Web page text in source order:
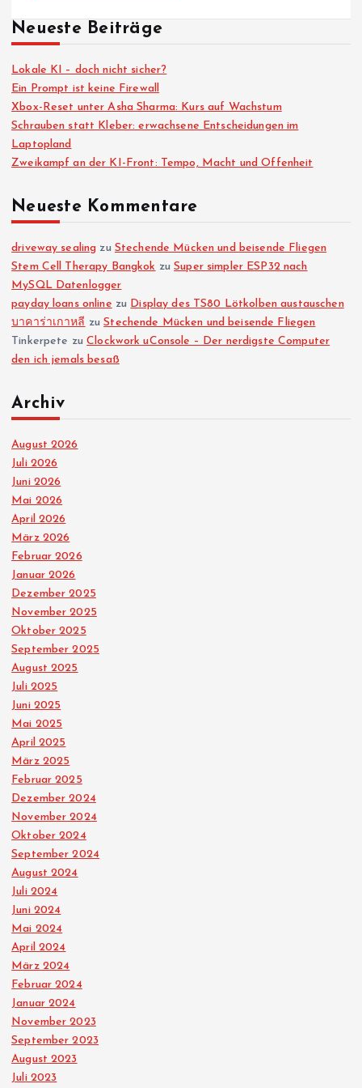
Neueste Beiträge
Lokale KI – doch nicht sicher?
Ein Prompt ist keine Firewall
Xbox-Reset unter Asha Sharma: Kurs auf Wachstum
Schrauben statt Kleber: erwachsene Entscheidungen im
Laptopland
Zweikampf an der KI-Front: Tempo, Macht und Offenheit
Neueste Kommentare
driveway sealing zu Stechende Mücken und beisende Fliegen
Stem Cell Therapy Bangkok zuSuper simpler ESP32 nach
MySQL Datenlogger
payday loans online zu Display des TS80 Lötkolben austauschen
บาคาร่าเกาหลี zuStechende Mücken und beisende Fliegen
Tinkerpete zuClockwork uConsole – Der nerdigste Computer
den ich jemals besaß
Archiv
August 2026
Juli 2026
Juni 2026
Mai 2026
April 2026
März 2026
Februar 2026
Januar 2026
Dezember 2025
November 2025
Oktober 2025
September 2025
August 2025
Juli 2025
Juni 2025
Mai 2025
April 2025
März 2025
Februar 2025
Dezember 2024
November 2024
Oktober 2024
September 2024
August 2024
Juli 2024
Juni 2024
Mai 2024
April 2024
März 2024
Februar 2024
Januar 2024
November 2023
September 2023
August 2023
Juli 2023